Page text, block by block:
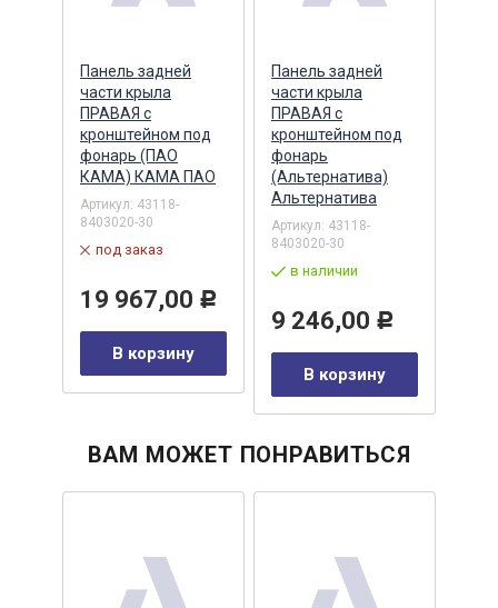
Панель задней
части крыла
ПРАВАЯ с
кронштейном под
фонарь (ПАО
КАМА) КАМА ПАО
Артикул: 43118-
8403020-30
под заказ
19 967,00 Р
В корзину
Панель задней
части крыла
ПРАВАЯ с
кронштейном под
фонарь
(Альтернатива)
Альтернатива
Артикул: 43118-
8403020-30
в наличии
9 246,00 Р
В корзину
ВАМ МОЖЕТ ПОНРАВИТЬСЯ